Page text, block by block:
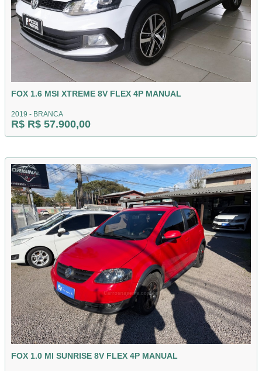
FOX 1.6 MSI XTREME 8V FLEX 4P MANUAL
2019 - BRANCA
R$ R$ 57.900,00
FOX 1.0 MI SUNRISE 8V FLEX 4P MANUAL